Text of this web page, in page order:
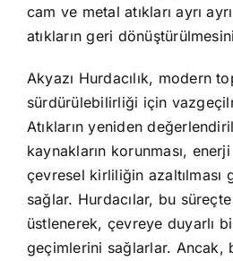
cam ve metal atıkları ayrı
atıkların geri
Akyazı Hurdacılık, modern
sürdürülebilirliği için
Atıkların yeniden
kaynakların korunması,
çevresel kirliliğin
sağlar. Hurdacılar, bu
üstlenerek, çevreye duyarlı
geçimlerini sağlarlar. Ancak,